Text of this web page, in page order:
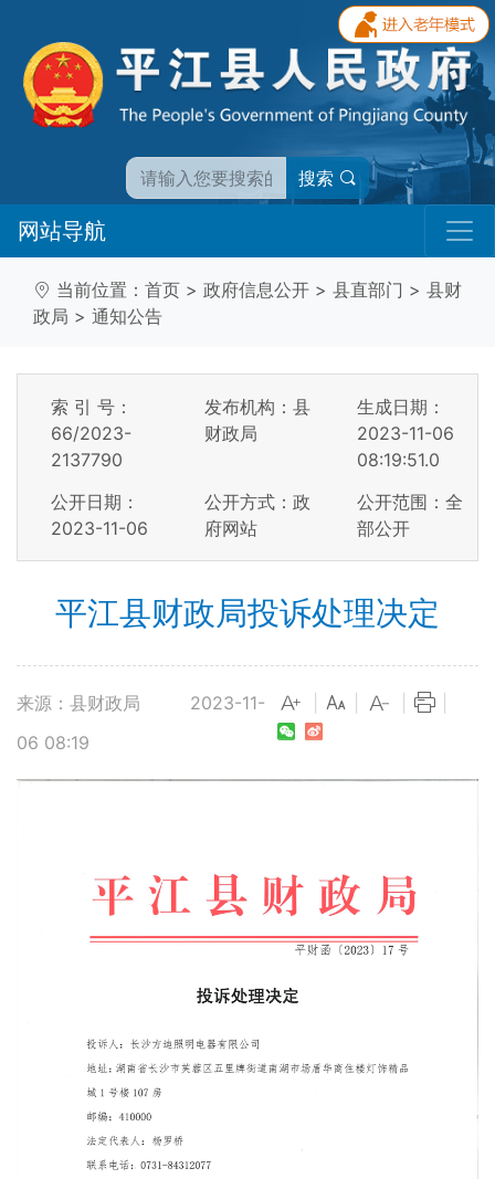
搜索
网站导航
当前位置： 首页 > 政府信息公开 > 县直部门 > 县财
政局 > 通知公告
索 引 号：
66/2023-
2137790
发布机构：县
财政局
生成日期：
2023-11-06
08:19:51.0
公开日期：
2023-11-06
公开方式：政
府网站
公开范围：全
部公开
平江县财政局投诉处理决定
来源：县财政局
2023-11-
06 08:19